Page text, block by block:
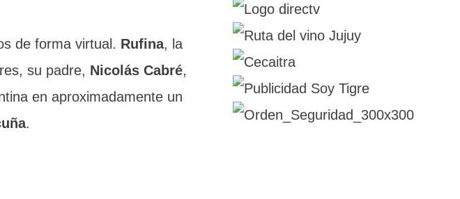
de forma virtual. Rufina, la
su padre, Nicolás Cabré,
en aproximadamente un
.